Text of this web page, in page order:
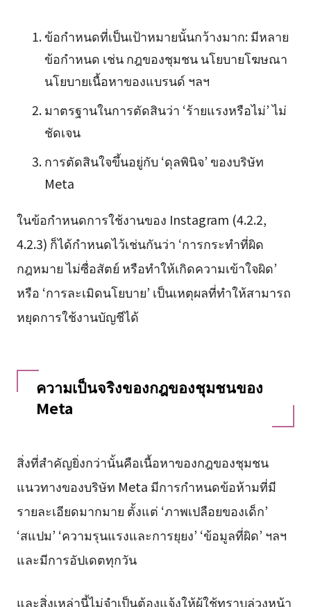
ข้อกำหนดที่เป็นเป้าหมายนั้นกว้างมาก: มีหลาย
ข้อกำหนด เช่น กฎของชุมชน นโยบายโฆษณา
นโยบายเนื้อหาของแบรนด์ ฯลฯ
มาตรฐานในการตัดสินว่า ‘ร้ายแรงหรือไม่’ ไม่
ชัดเจน
การตัดสินใจขึ้นอยู่กับ ‘ดุลพินิจ’ ของบริษัท
Meta
ในข้อกำหนดการใช้งานของ Instagram (4.2.2,
4.2.3) ก็ได้กำหนดไว้เช่นกันว่า ‘การกระทำที่ผิด
กฎหมาย ไม่ซื่อสัตย์ หรือทำให้เกิดความเข้าใจผิด’
หรือ ‘การละเมิดนโยบาย’ เป็นเหตุผลที่ทำให้สามารถ
หยุดการใช้งานบัญชีได้
ความเป็นจริงของกฎของชุมชนของ
Meta
สิ่งที่สำคัญยิ่งกว่านั้นคือเนื้อหาของกฎของชุมชน
แนวทางของบริษัท Meta มีการกำหนดข้อห้ามที่มี
รายละเอียดมากมาย ตั้งแต่ ‘ภาพเปลือยของเด็ก’
‘สแปม’ ‘ความรุนแรงและการยุยง’ ‘ข้อมูลที่ผิด’ ฯลฯ
และมีการอัปเดตทุกวัน
และสิ่งเหล่านี้ไม่จำเป็นต้องแจ้งให้ผู้ใช้ทราบล่วงหน้า